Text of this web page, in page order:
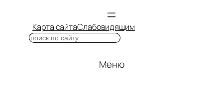
Карта сайтаСлабовидящим
Поиск
Меню